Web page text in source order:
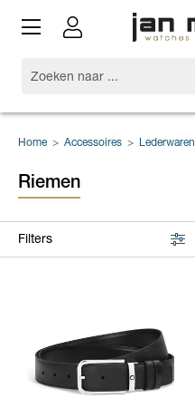
Home > Accessoires > Lederwaren
Riemen
Filters